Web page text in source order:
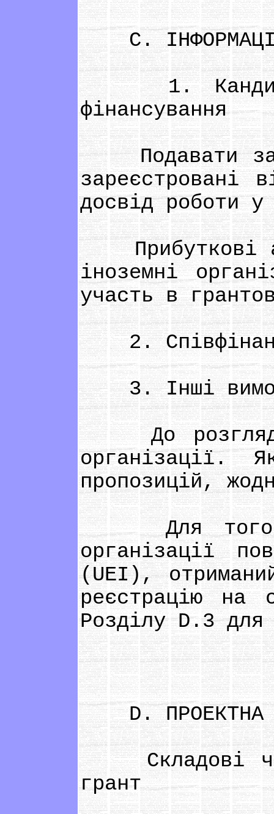
С. ІНФОРМАЦІЯ
1.
фінансування
Подавати
зареєстровані
досвід роботи у
Прибуткові
іноземні
участь в
2.
3. Інші
До розгляду
організації.
пропозицій,
Для того,
організації
(UEI),
реєстрацію на
Розділу D.3 для
D. ПРОЕКТНА
Складові
грант